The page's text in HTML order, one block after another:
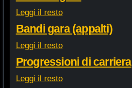
Leggi il resto
Bandi gara (appalti)
Leggi il resto
Progressioni di carriera
Leggi il resto